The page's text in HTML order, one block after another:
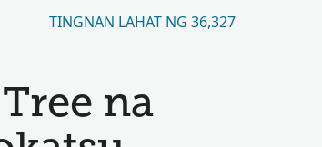
TINGNAN LAHAT NG 36,327
na